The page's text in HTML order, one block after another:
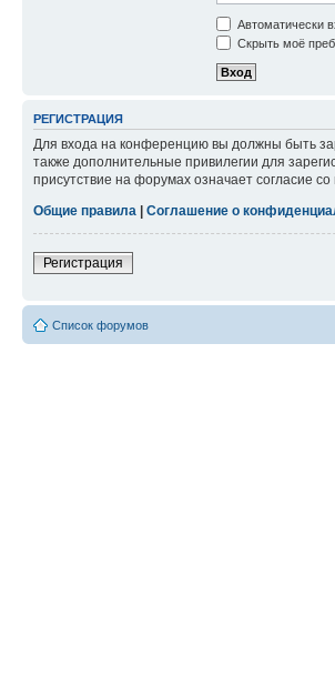
Автоматически
Скрыть моё
РЕГИСТРАЦИЯ
Для входа на конференцию вы должны быть
также дополнительные привилегии для
присутствие на форумах означает согласие со
Общие правила
Соглашение о
Регистрация
Список форумов